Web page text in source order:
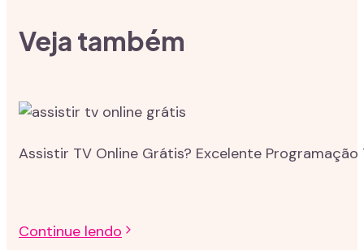
Veja também
Assistir TV Online Grátis? Excelente Programação
Continue lendo